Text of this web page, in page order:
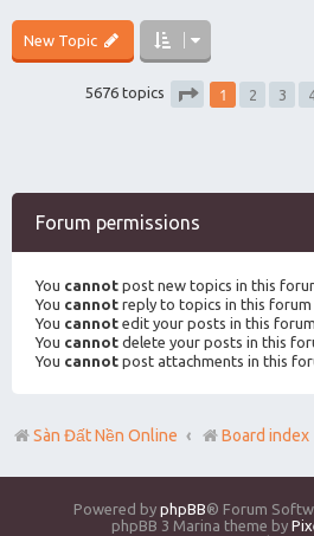
New Topic
5676 topics
1 2 3
Forum permissions
You cannot post new topics in this
You cannot reply to topics in this forum
You cannot edit your posts in this forum
You cannot delete your posts in this
You cannot post attachments in this
Sàn Đất Nền Online Board index
Powered by phpBB® Forum
phpBB 3 Marina theme by